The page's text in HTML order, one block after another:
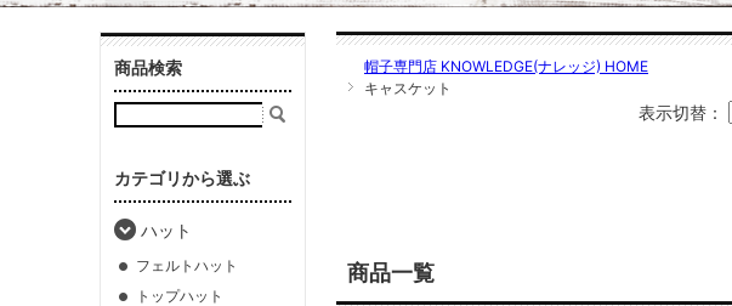
帽子専門店 KNOWLEDGE(ナレッジ) HOME
キャスケット
表示切替：
商品一覧
商品検索
カテゴリから選ぶ
ハット
フェルトハット
トップハット